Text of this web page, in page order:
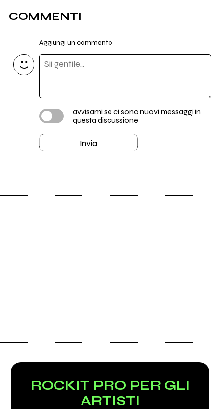
COMMENTI
Aggiungi un commento
avvisami se ci sono nuovi messaggi in
questa discussione
Invia
ROCKIT PRO PER GLI
ARTISTI